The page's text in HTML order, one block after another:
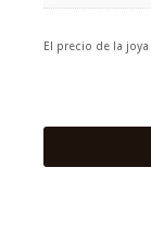
El precio de la